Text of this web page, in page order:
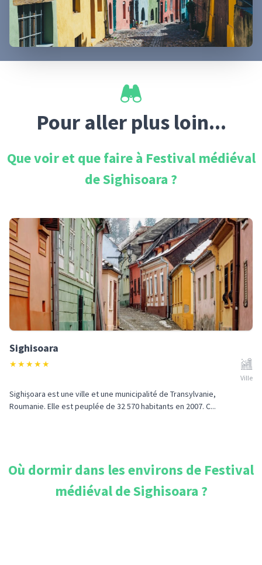
Pour aller plus loin...
Que voir et que faire à Festival médiéval
de Sighisoara ?
Sighisoara
★★★★★
Ville
Sighișoara est une ville et une municipalité de Transylvanie,
Roumanie. Elle est peuplée de 32 570 habitants en 2007. C...
Où dormir dans les environs de Festival
médiéval de Sighisoara ?